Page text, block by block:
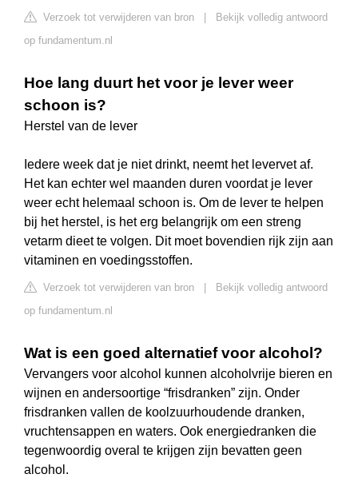
Verzoek tot verwijderen van bron
Bekijk volledig antwoord
op fundamentum.nl
Hoe lang duurt het voor je lever weer
schoon is?
Herstel van de lever
Iedere week dat je niet drinkt, neemt het levervet af.
Het kan echter wel maanden duren voordat je lever
weer echt helemaal schoon is. Om de lever te helpen
bij het herstel, is het erg belangrijk om een streng
vetarm dieet te volgen. Dit moet bovendien rijk zijn aan
vitaminen en voedingsstoffen.
Verzoek tot verwijderen van bron
Bekijk volledig antwoord
op fundamentum.nl
Wat is een goed alternatief voor alcohol?
Vervangers voor alcohol kunnen alcoholvrije bieren en
wijnen en andersoortige “frisdranken” zijn. Onder
frisdranken vallen de koolzuurhoudende dranken,
vruchtensappen en waters. Ook energiedranken die
tegenwoordig overal te krijgen zijn bevatten geen
alcohol.